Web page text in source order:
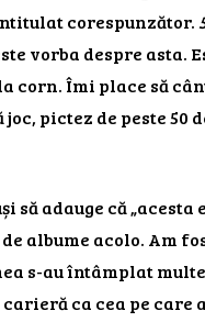
corespunzător.
vorba despre asta.
corn. Îmi place să
pictez de peste 50
să adauge că
albume acolo. Am
s-au întâmplat
ca cea pe care